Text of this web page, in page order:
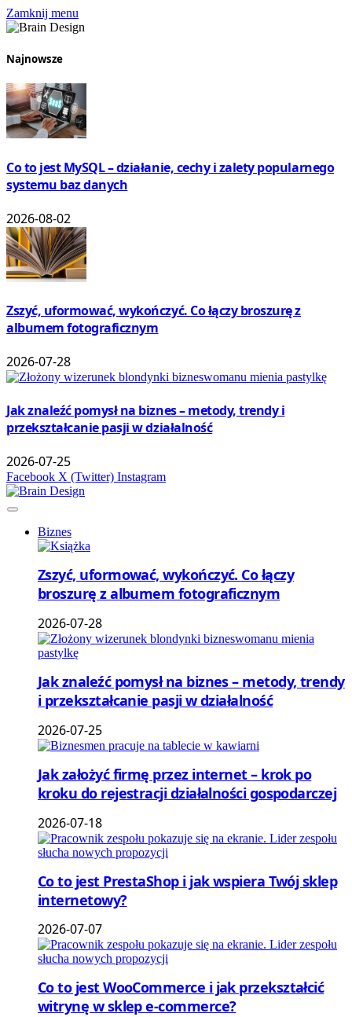
Zamknij menu
Najnowsze
Co to jest MySQL – działanie, cechy i zalety popularnego
systemu baz danych
2026-08-02
Zszyć, uformować, wykończyć. Co łączy broszurę z
albumem fotograficznym
2026-07-28
Jak znaleźć pomysł na biznes – metody, trendy i
przekształcanie pasji w działalność
2026-07-25
Facebook X (Twitter) Instagram
Biznes
Zszyć, uformować, wykończyć. Co łączy
broszurę z albumem fotograficznym
2026-07-28
Jak znaleźć pomysł na biznes – metody, trendy
i przekształcanie pasji w działalność
2026-07-25
Jak założyć firmę przez internet – krok po
kroku do rejestracji działalności gospodarczej
2026-07-18
Co to jest PrestaShop i jak wspiera Twój sklep
internetowy?
2026-07-07
Co to jest WooCommerce i jak przekształcić
witrynę w sklep e-commerce?